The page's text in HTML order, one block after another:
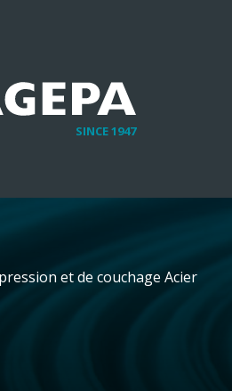
SINCE 1947
et de couchage Acier